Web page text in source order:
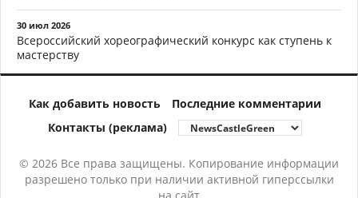
30 июл 2026
Всероссийский хореографический конкурс как ступень к
мастерству
Как добавить новость
Последние комментарии
Контакты (реклама)
© 2026 Все права защищены. Копирование информации
разрешено только при наличии активной гиперссылки